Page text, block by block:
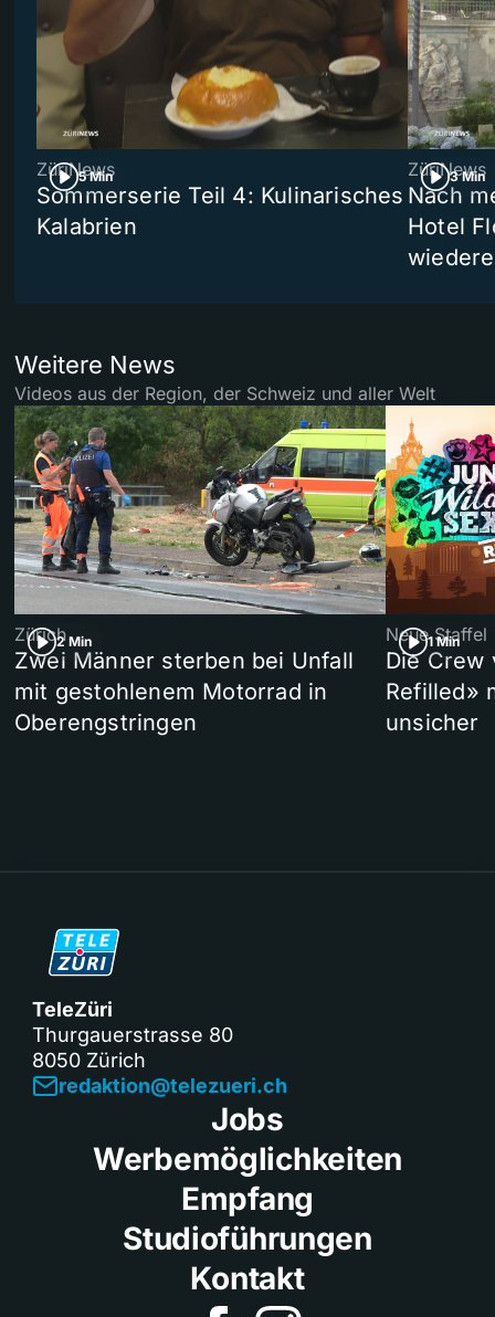
5 Min
ZüriNews
Sommerserie Teil 4: Kulinarisches
Kalabrien
3 Min
ZüriNews
Nach
Hotel
Weitere News
Videos aus der Region, der Schweiz und aller Welt
2 Min
Zürich
Zwei Männer sterben bei Unfall
mit gestohlenem Motorrad in
Oberengstringen
1 Min
Neue Staffel
Die Crew
Refilled»
unsicher
TeleZüri
Thurgauerstrasse 80
8050 Zürich
redaktion@telezueri.ch
Jobs
Werbemöglichkeiten
Empfang
Studioführungen
Kontakt